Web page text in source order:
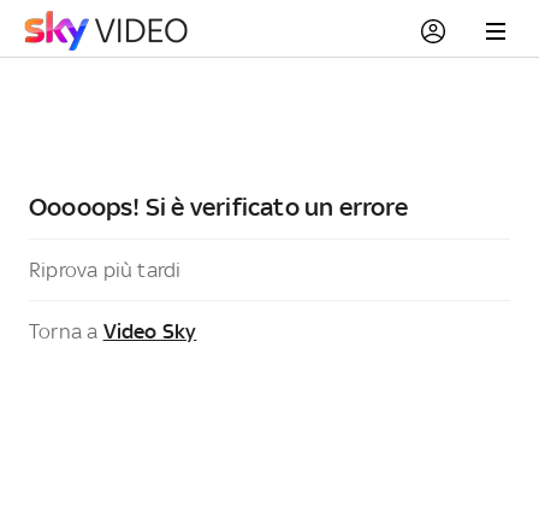
Ooooops! Si è verificato un errore
Riprova più tardi
Torna a Video Sky